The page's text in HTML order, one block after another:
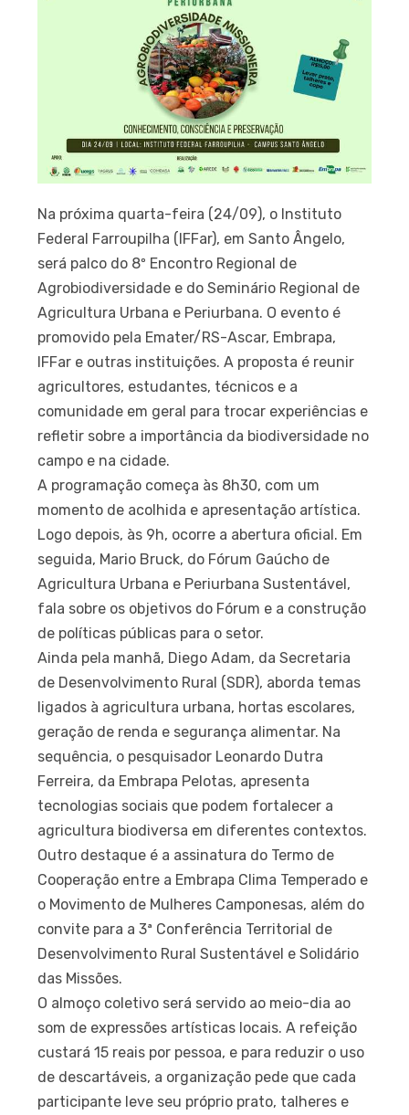
Na próxima quarta-feira (24/09), o Instituto
Federal Farroupilha (IFFar), em Santo Ângelo,
será palco do 8º Encontro Regional de
Agrobiodiversidade e do Seminário Regional de
Agricultura Urbana e Periurbana. O evento é
promovido pela Emater/RS-Ascar, Embrapa,
IFFar e outras instituições. A proposta é reunir
agricultores, estudantes, técnicos e a
comunidade em geral para trocar experiências e
refletir sobre a importância da biodiversidade no
campo e na cidade.
A programação começa às 8h30, com um
momento de acolhida e apresentação artística.
Logo depois, às 9h, ocorre a abertura oficial. Em
seguida, Mario Bruck, do Fórum Gaúcho de
Agricultura Urbana e Periurbana Sustentável,
fala sobre os objetivos do Fórum e a construção
de políticas públicas para o setor.
Ainda pela manhã, Diego Adam, da Secretaria
de Desenvolvimento Rural (SDR), aborda temas
ligados à agricultura urbana, hortas escolares,
geração de renda e segurança alimentar. Na
sequência, o pesquisador Leonardo Dutra
Ferreira, da Embrapa Pelotas, apresenta
tecnologias sociais que podem fortalecer a
agricultura biodiversa em diferentes contextos.
Outro destaque é a assinatura do Termo de
Cooperação entre a Embrapa Clima Temperado e
o Movimento de Mulheres Camponesas, além do
convite para a 3ª Conferência Territorial de
Desenvolvimento Rural Sustentável e Solidário
das Missões.
O almoço coletivo será servido ao meio-dia ao
som de expressões artísticas locais. A refeição
custará 15 reais por pessoa, e para reduzir o uso
de descartáveis, a organização pede que cada
participante leve seu próprio prato, talheres e